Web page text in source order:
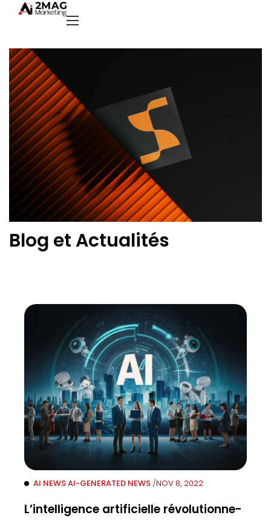
Blog et Actualités
AI NEWSAI-GENERATED NEWS /NOV 8, 2022
L’intelligence artificielle révolutionne-